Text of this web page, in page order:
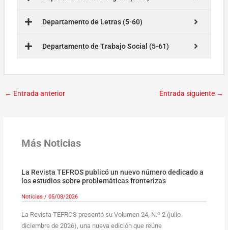
Departamento de Letras (5-60)
Departamento de Trabajo Social (5-61)
← Entrada anterior Entrada siguiente →
Más Noticias
La Revista TEFROS publicó un nuevo número dedicado a
los estudios sobre problemáticas fronterizas
Noticias / 05/08/2026
La Revista TEFROS presentó su Volumen 24, N.º 2 (julio-
diciembre de 2026), una nueva edición que reúne